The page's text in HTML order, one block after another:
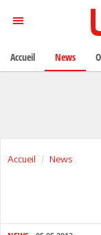
Accueil News
Accueil News